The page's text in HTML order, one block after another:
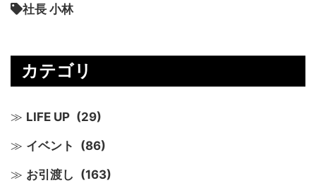
社長 小林
カテゴリ
LIFE UP (29)
イベント (86)
お引渡し (163)